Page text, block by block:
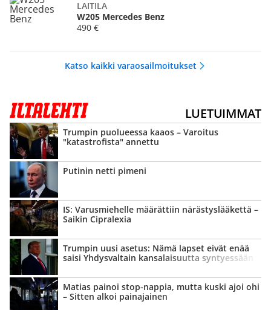
LAITILA
W205 Mercedes Benz
490 €
Katso kaikki varaosailmoitukset
LUETUIMMAT
Trumpin puolueessa kaaos – Varoitus
"katastrofista" annettu
Putinin netti pimeni
IS: Varusmiehelle määrättiin närästys­lääkettä –
Saikin Cipralexia
Trumpin uusi asetus: Nämä lapset eivät enää
saisi Yhdysvaltain kansalaisuutta syntyessään
Matias painoi stop-nappia, mutta kuski ajoi ohi
– Sitten alkoi painajainen